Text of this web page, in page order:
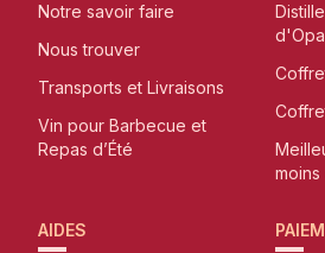
Notre savoir faire
Nous trouver
Transports et Livraisons
Vin pour Barbecue et
Repas d’Été
AIDES